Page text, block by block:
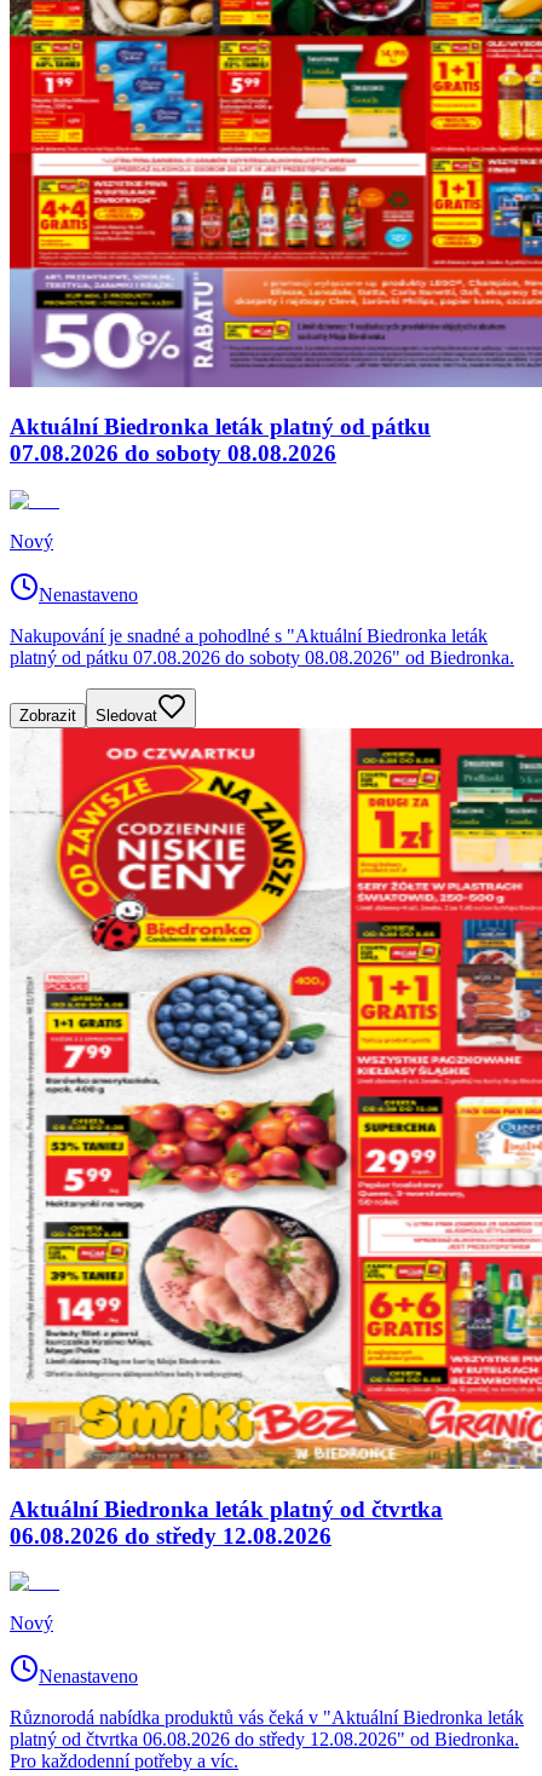
Aktuální Biedronka leták platný od pátku
07.08.2026 do soboty 08.08.2026
Nový
Nenastaveno
Nakupování je snadné a pohodlné s "Aktuální Biedronka leták
platný od pátku 07.08.2026 do soboty 08.08.2026" od Biedronka.
Zobrazit Sledovat
Aktuální Biedronka leták platný od čtvrtka
06.08.2026 do středy 12.08.2026
Nový
Nenastaveno
Různorodá nabídka produktů vás čeká v "Aktuální Biedronka leták
platný od čtvrtka 06.08.2026 do středy 12.08.2026" od Biedronka.
Pro každodenní potřeby a víc.